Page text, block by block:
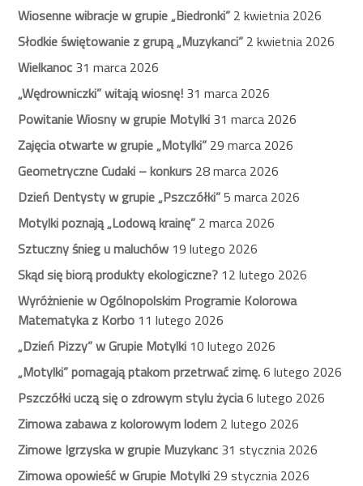
Wiosenne wibracje w grupie „Biedronki” 2 kwietnia 2026
Słodkie świętowanie z grupą „Muzykanci” 2 kwietnia 2026
Wielkanoc 31 marca 2026
„Wędrowniczki” witają wiosnę! 31 marca 2026
Powitanie Wiosny w grupie Motylki 31 marca 2026
Zajęcia otwarte w grupie „Motylki” 29 marca 2026
Geometryczne Cudaki – konkurs 28 marca 2026
Dzień Dentysty w grupie „Pszczółki”5 marca 2026
Motylki poznają „Lodową krainę” 2 marca 2026
Sztuczny śnieg u maluchów19 lutego 2026
Skąd się biorą produkty ekologiczne? 12 lutego 2026
Wyróżnienie w Ogólnopolskim Programie Kolorowa
Matematyka z Korbo 11 lutego 2026
„Dzień Pizzy” w Grupie Motylki 10 lutego 2026
„Motylki” pomagają ptakom przetrwać zimę.6 lutego 2026
Pszczółki uczą się o zdrowym stylu życia6 lutego 2026
Zimowa zabawa z kolorowym lodem 2 lutego 2026
Zimowe Igrzyska w grupie Muzykanc 31 stycznia 2026
Zimowa opowieść w Grupie Motylki 29 stycznia 2026